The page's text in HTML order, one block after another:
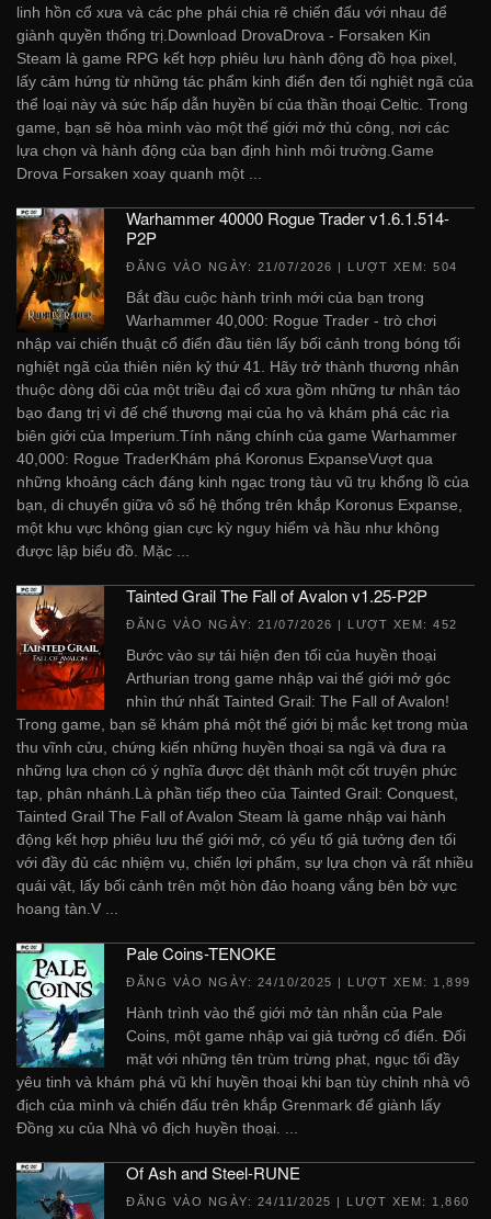
linh hồn cổ xưa và các phe phái chia rẽ chiến đấu với nhau để
giành quyền thống trị.Download DrovaDrova - Forsaken Kin
Steam là game RPG kết hợp phiêu lưu hành động đồ họa pixel,
lấy cảm hứng từ những tác phẩm kinh điển đen tối nghiệt ngã của
thể loại này và sức hấp dẫn huyền bí của thần thoại Celtic. Trong
game, bạn sẽ hòa mình vào một thế giới mở thủ công, nơi các
lựa chọn và hành động của bạn định hình môi trường.Game
Drova Forsaken xoay quanh một ...
Warhammer 40000 Rogue Trader v1.6.1.514-
P2P
ĐĂNG VÀO NGÀY: 21/07/2026 | LƯỢT XEM: 504
Bắt đầu cuộc hành trình mới của bạn trong
Warhammer 40,000: Rogue Trader - trò chơi
nhập vai chiến thuật cổ điển đầu tiên lấy bối cảnh trong bóng tối
nghiệt ngã của thiên niên kỷ thứ 41. Hãy trở thành thương nhân
thuộc dòng dõi của một triều đại cổ xưa gồm những tư nhân táo
bạo đang trị vì đế chế thương mại của họ và khám phá các rìa
biên giới của Imperium.Tính năng chính của game Warhammer
40,000: Rogue TraderKhám phá Koronus ExpanseVượt qua
những khoảng cách đáng kinh ngạc trong tàu vũ trụ khổng lồ của
bạn, di chuyển giữa vô số hệ thống trên khắp Koronus Expanse,
một khu vực không gian cực kỳ nguy hiểm và hầu như không
được lập biểu đồ. Mặc ...
Tainted Grail The Fall of Avalon v1.25-P2P
ĐĂNG VÀO NGÀY: 21/07/2026 | LƯỢT XEM: 452
Bước vào sự tái hiện đen tối của huyền thoại
Arthurian trong game nhập vai thế giới mở góc
nhìn thứ nhất Tainted Grail: The Fall of Avalon!
Trong game, bạn sẽ khám phá một thế giới bị mắc kẹt trong mùa
thu vĩnh cửu, chứng kiến những huyền thoại sa ngã và đưa ra
những lựa chọn có ý nghĩa được dệt thành một cốt truyện phức
tạp, phân nhánh.Là phần tiếp theo của Tainted Grail: Conquest,
Tainted Grail The Fall of Avalon Steam là game nhập vai hành
động kết hợp phiêu lưu thế giới mở, có yếu tố giả tưởng đen tối
với đầy đủ các nhiệm vụ, chiến lợi phẩm, sự lựa chọn và rất nhiều
quái vật, lấy bối cảnh trên một hòn đảo hoang vắng bên bờ vực
hoang tàn.V ...
Pale Coins-TENOKE
ĐĂNG VÀO NGÀY: 24/10/2025 | LƯỢT XEM: 1,899
Hành trình vào thế giới mở tàn nhẫn của Pale
Coins, một game nhập vai giả tưởng cổ điển. Đối
mặt với những tên trùm trừng phạt, ngục tối đầy
yêu tinh và khám phá vũ khí huyền thoại khi bạn tùy chỉnh nhà vô
địch của mình và chiến đấu trên khắp Grenmark để giành lấy
Đồng xu của Nhà vô địch huyền thoại. ...
Of Ash and Steel-RUNE
ĐĂNG VÀO NGÀY: 24/11/2025 | LƯỢT XEM: 1,860